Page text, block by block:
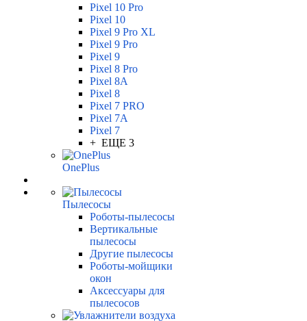
Pixel 10 Pro
Pixel 10
Pixel 9 Pro XL
Pixel 9 Pro
Pixel 9
Pixel 8 Pro
Pixel 8A
Pixel 8
Pixel 7 PRO
Pixel 7A
Pixel 7
+ ЕЩЕ 3
OnePlus
Пылесосы
Роботы-пылесосы
Вертикальные
пылесосы
Другие пылесосы
Роботы-мойщики
окон
Аксессуары для
пылесосов